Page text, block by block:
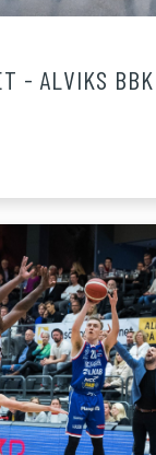
- ALVIKS BBK